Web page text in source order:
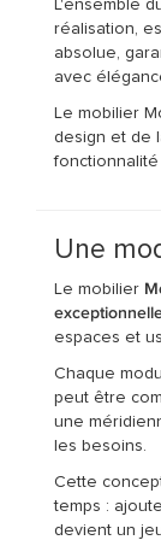
L'ensemble
réalisation,
absolue,
avec
Le mobilier
design et de
fonctionnalité
Une
Le mobilier
espaces et
Chaque
peut être
une
les besoins.
Cette
temps :
devient un